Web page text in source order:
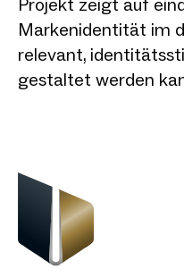
Markenidentität im
relevant,
gestaltet werden